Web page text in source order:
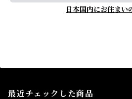
日本国内にお住まい
最近チェックした商品